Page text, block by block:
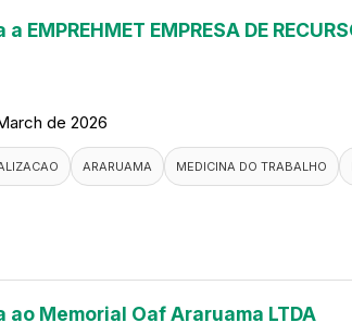
EMPREHMET EMPRESA DE
de 2026
ARARUAMA MEDICINA DO TRABALHO
ao Memorial Oaf Araruama LTDA